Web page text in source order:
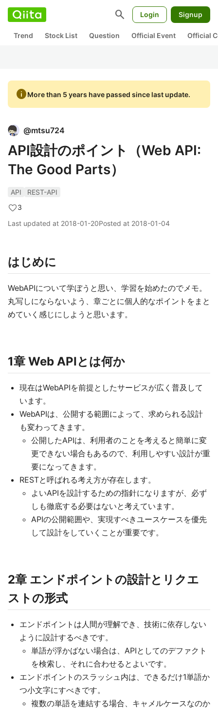
search Login Signup
Trend Stock List Question Official Event Official
infoMore than 5 years have passed since last update.
@mtsu724
API設計のポイント（Web API:
The Good Parts）
API
REST-API
3
Last updated at 2018-01-20Posted at 2018-01-04
はじめに
WebAPIについて学ぼうと思い、学習を始めたのでメモ。
丸写しにならないよう、章ごとに個人的なポイントをまと
めていく感じにしようと思います。
1章 Web APIとは何か
現在はWebAPIを前提としたサービスが広く普及して
います。
WebAPIは、公開する範囲によって、求められる設計
も変わってきます。
公開したAPIは、利用者のことを考えると簡単に変
更できない場合もあるので、利用しやすい設計が重
要になってきます。
RESTと呼ばれる考え方が存在します。
よいAPIを設計するための指針になりますが、必ず
しも徹底する必要はないと考えています。
APIの公開範囲や、実現すべきユースケースを優先
して設計をしていくことが重要です。
2章 エンドポイントの設計とリクエ
ストの形式
エンドポイントは人間が理解でき、技術に依存しない
ように設計するべきです。
単語が浮かばない場合は、APIとしてのデファクト
を検索し、それに合わせるとよいです。
エンドポイントのスラッシュ内は、できるだけ1単語か
つ小文字にすべきです。
複数の単語を連結する場合、キャメルケースなのか